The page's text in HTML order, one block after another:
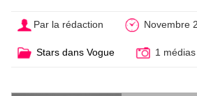
Par la rédaction Novembre
Stars dans Vogue 1 médias